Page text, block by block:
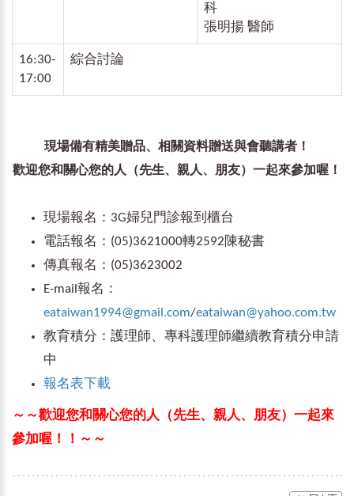
科
張明揚 醫師
16:30-
17:00
綜合討論
現場備有精美贈品、相關資料贈送與會聽講者！
歡迎您和關心您的人（先生、親人、朋友）一起來參加喔！
現場報名：3G婦兒門診報到櫃台
電話報名：(05)3621000轉2592陳秘書
傳真報名：(05)3623002
E-mail報名：
eataiwan1994@gmail.com/eataiwan@yahoo.com.tw
教育積分：護理師、專科護理師繼續教育積分申請
中
報名表下載
～～歡迎您和關心您的人（先生、親人、朋友）一起來
參加喔！！～～